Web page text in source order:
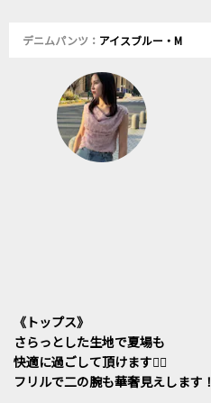
デニムパンツ： アイスブルー・M
《トップス》
さらっとした生地で夏場も
快適に過ごして頂けます🙆‍♀️
フリルで二の腕も華奢見えします！